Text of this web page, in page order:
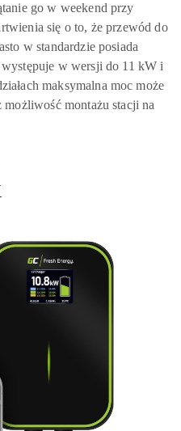
go w weekend przy
się o to, że przewód do
w standardzie posiada
w wersji do 11 kW i
maksymalna moc może
montażu stacji na